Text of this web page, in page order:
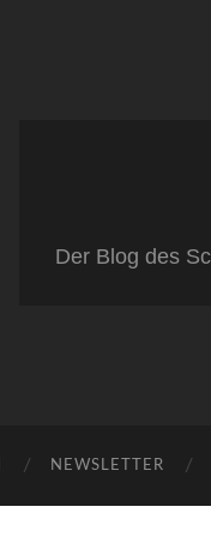
Der Blog des
NEWSLETTER